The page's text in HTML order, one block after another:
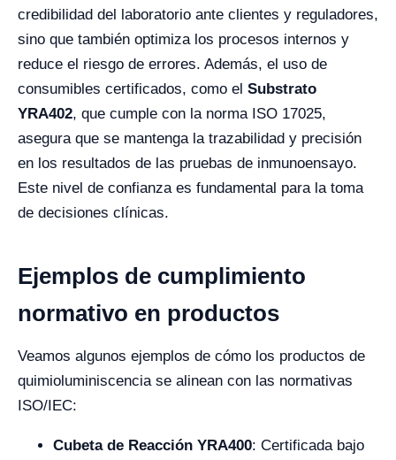
credibilidad del laboratorio ante clientes y reguladores,
sino que también optimiza los procesos internos y
reduce el riesgo de errores. Además, el uso de
consumibles certificados, como el Substrato
YRA402, que cumple con la norma ISO 17025,
asegura que se mantenga la trazabilidad y precisión
en los resultados de las pruebas de inmunoensayo.
Este nivel de confianza es fundamental para la toma
de decisiones clínicas.
Ejemplos de cumplimiento
normativo en productos
Veamos algunos ejemplos de cómo los productos de
quimioluminiscencia se alinean con las normativas
ISO/IEC:
Cubeta de Reacción YRA400: Certificada bajo